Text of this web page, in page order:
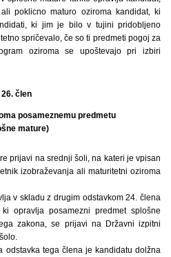
poklicno maturo oziroma kandidat, ki
ki jim je bilo v tujini pridobljeno
spričevalo, če so ti predmeti pogoj za
oziroma se upoštevajo pri izbiri
26. člen
posameznemu predmetu
mature)
prijavi na srednji šoli, na kateri je vpisan
izobraževanja ali maturitetni oziroma
v skladu z drugim odstavkom 24. člena
opravlja posamezni predmet splošne
zakona, se prijavi na Državni izpitni
odstavka tega člena je kandidatu dolžna